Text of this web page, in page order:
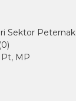
Sektor
MP